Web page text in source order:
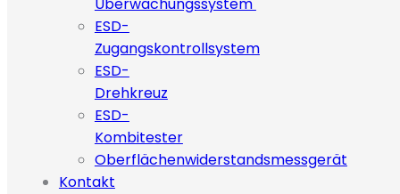
Überwachungssystem
ESD-
Zugangskontrollsystem
ESD-
Drehkreuz
ESD-
Kombitester
Oberflächenwiderstandsmessgerät
Kontakt